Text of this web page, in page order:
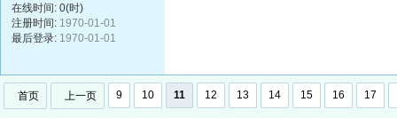
在线时间: 0(时)
注册时间: 1970-01-01
最后登录: 1970-01-01
首页 上一页 9 10 11 12 13 14 15 16 17